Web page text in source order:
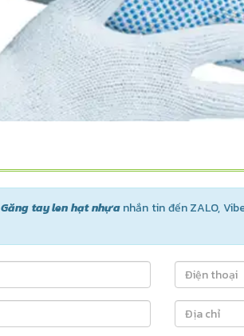
Găng tay len hạt nhựanhắn tin đến ZALO,